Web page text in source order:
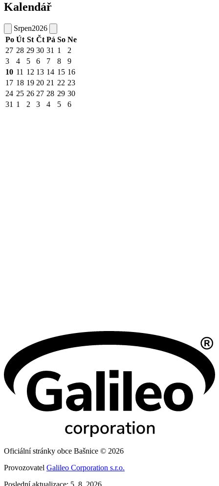
Kalendář
Srpen2026
Po Út St Čt Pá So Ne
27 28 29 30 31 1
2
3
4 5 6 7 8
9
10 11 12 13 14 15 16
17 18 19 20 21 22 23
24 25 26 27 28 29 30
31 1 2 3 4 5 6
Oficiální stránky obce Bašnice © 2026
Provozovatel Galileo Corporation s.r.o.
Poslední aktualizace: 5. 8. 2026